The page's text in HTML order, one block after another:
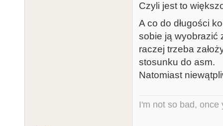
Czyli jest to
A co do długości
sobie ją wyobrazić
raczej trzeba
stosunku do asm.
Natomiast
I'm not so bad, once